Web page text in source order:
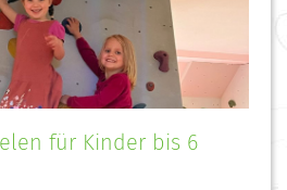
für Kinder bis 6